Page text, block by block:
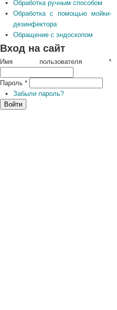
Обработка ручным способом
Обработка с помощью мойки-
дезинфектора
Обращение с эндоскопом
Вход на сайт
Имя пользователя *
Пароль *
Забыли пароль?